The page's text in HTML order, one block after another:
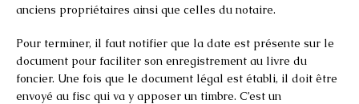
anciens propriétaires ainsi que celles du notaire.
Pour terminer, il faut notifier que la date est présente sur le
document pour faciliter son enregistrement au livre du
foncier. Une fois que le document légal est établi, il doit être
envoyé au fisc qui va y apposer un timbre. C’est un